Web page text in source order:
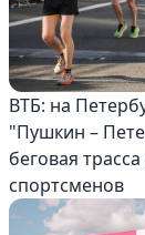
ВТБ: на
"Пушкин –
беговая
спортсменов